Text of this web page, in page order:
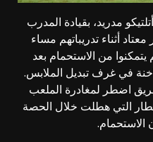
مدريد، بقيادة المدرب
أثناء تدريباتهم مساء
يتمكنوا من الاستحمام بعد
في غرف تبديل الملابس.
اضطر لمغادرة الملعب
التي هطلت خلال الحصة
الاستحمام.